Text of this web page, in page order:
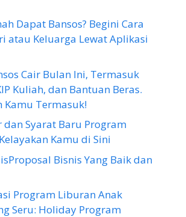
Dapat Bansos? Begini Cara
atau Keluarga Lewat Aplikasi
Cair Bulan Ini, Termasuk
Kuliah, dan Bantuan Beras.
Kamu Termasuk!
dan Syarat Baru Program
Kamu di Sini
Bisnis Yang Baik dan
Program Liburan Anak
Seru: Holiday Program